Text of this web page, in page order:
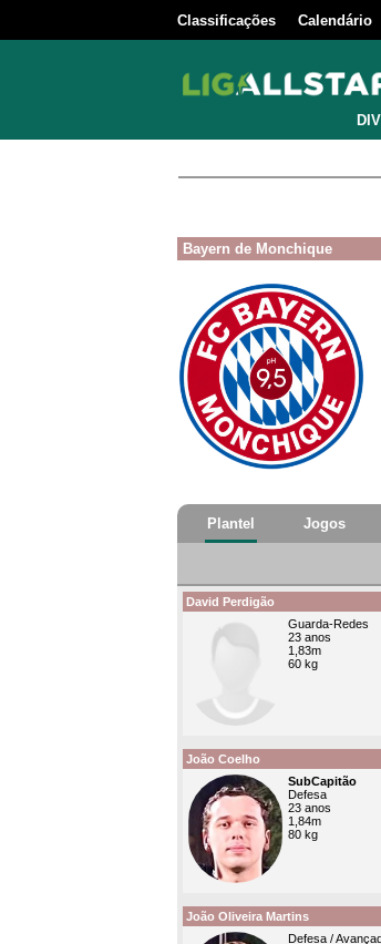
Classificações Calendário
Bayern de Monchique
Plantel Jogos
David Perdigão
Guarda-Redes
23 anos
1,83m
60 kg
João Coelho
SubCapitão
Defesa
23 anos
1,84m
80 kg
João Oliveira Martins
Defesa /